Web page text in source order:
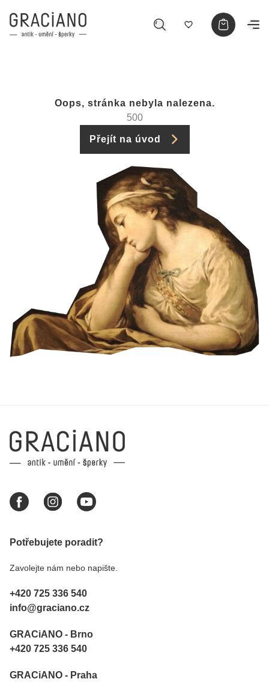
Oops, stránka nebyla nalezena.
500
Přejít na úvod
Potřebujete poradit?
Zavolejte nám nebo napište.
+420 725 336 540
info@graciano.cz
GRACiANO - Brno
+420 725 336 540
GRACiANO - Praha